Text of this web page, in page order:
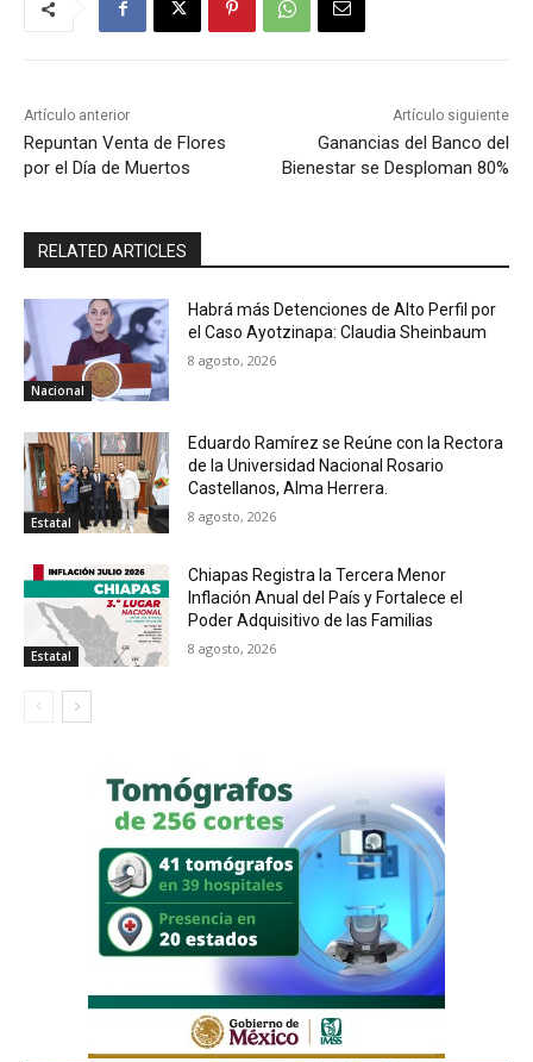
Artículo anterior
Repuntan Venta de Flores
por el Día de Muertos
Artículo siguiente
Ganancias del Banco del
Bienestar se Desploman 80%
RELATED ARTICLES
Nacional
Habrá más Detenciones de Alto Perfil por
el Caso Ayotzinapa: Claudia Sheinbaum
8 agosto, 2026
Estatal
Eduardo Ramírez se Reúne con la Rectora
de la Universidad Nacional Rosario
Castellanos, Alma Herrera.
8 agosto, 2026
Estatal
Chiapas Registra la Tercera Menor
Inflación Anual del País y Fortalece el
Poder Adquisitivo de las Familias
8 agosto, 2026